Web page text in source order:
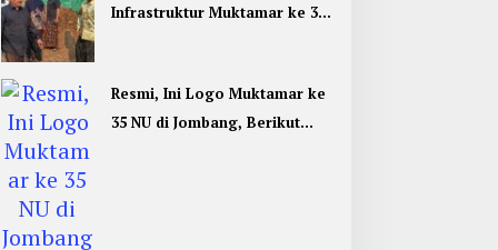
Infrastruktur Muktamar ke 35
Resmi, Ini Logo Muktamar ke
35 NU di Jombang, Berikut